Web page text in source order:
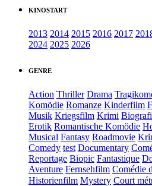
KINOSTART
2013 2014 2015 2016 2017
2024 2025 2026
GENRE
Action Thriller Drama
Komödie Romanze Kinderfilm
Musik Kriegsfilm Krimi
Erotik Romantische Komödie
Musical Fantasy Roadmovie
Comedy test Documentary
Reportage Biopic Fantastique
Aventure Fernsehfilm Comédie
Historienfilm Mystery Court